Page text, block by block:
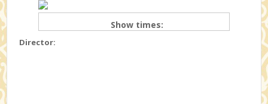
Show times:
Director: